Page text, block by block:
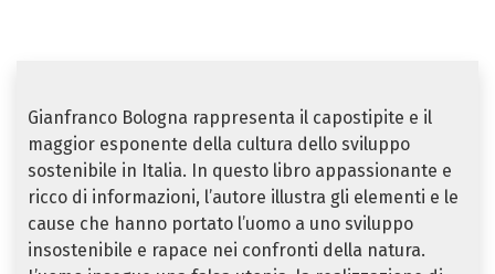
Gianfranco Bologna rappresenta il capostipite e il
maggior esponente della cultura dello sviluppo
sostenibile in Italia. In questo libro appassionante e
ricco di informazioni, l’autore illustra gli elementi e le
cause che hanno portato l’uomo a uno sviluppo
insostenibile e rapace nei confronti della natura.